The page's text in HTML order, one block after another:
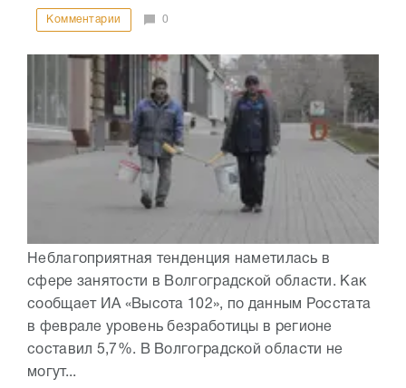
Комментарии 0
Неблагоприятная тенденция наметилась в
сфере занятости в Волгоградской области. Как
сообщает ИА «Высота 102», по данным Росстата
в феврале уровень безработицы в регионе
составил 5,7%. В Волгоградской области не
могут...